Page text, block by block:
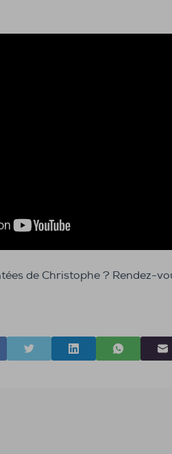
de Christophe ? Rendez-